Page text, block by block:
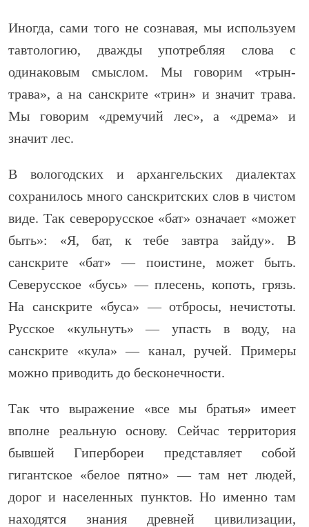
Иногда, сами того не сознавая, мы используем
тавтологию, дважды употребляя слова с
одинаковым смыслом. Мы говорим «трын-
трава», а на санскрите «трин» и значит трава.
Мы говорим «дремучий лес», а «дрема» и
значит лес.
В вологодских и архангельских диалектах
сохранилось много санскритских слов в чистом
виде. Так северорусское «бат» означает «может
быть»: «Я, бат, к тебе завтра зайду». В
санскрите «бат» — поистине, может быть.
Северусское «бусь» — плесень, копоть, грязь.
На санскрите «буса» — отбросы, нечистоты.
Русское «кульнуть» — упасть в воду, на
санскрите «кула» — канал, ручей. Примеры
можно приводить до бесконечности.
Так что выражение «все мы братья» имеет
вполне реальную основу. Сейчас территория
бывшей Гипербореи представляет собой
гигантское «белое пятно» — там нет людей,
дорог и населенных пунктов. Но именно там
находятся знания древней цивилизации,